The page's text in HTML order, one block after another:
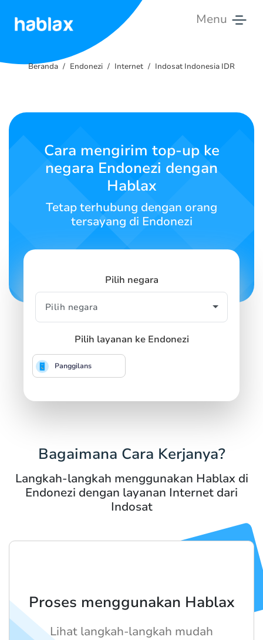
Menu
Tarif
Hubungi
Kami
Bahasa Indonesia
Beranda Endonezi Internet Indosat Indonesia IDR
Cara mengirim top-up ke
negara Endonezi dengan
Hablax
Tetap terhubung dengan orang
tersayang di Endonezi
Pilih negara
Pilih layanan ke Endonezi
Panggilans
Bagaimana Cara Kerjanya?
Langkah-langkah menggunakan Hablax di
Endonezi dengan layanan Internet dari
Indosat
Proses menggunakan Hablax
Lihat langkah-langkah mudah